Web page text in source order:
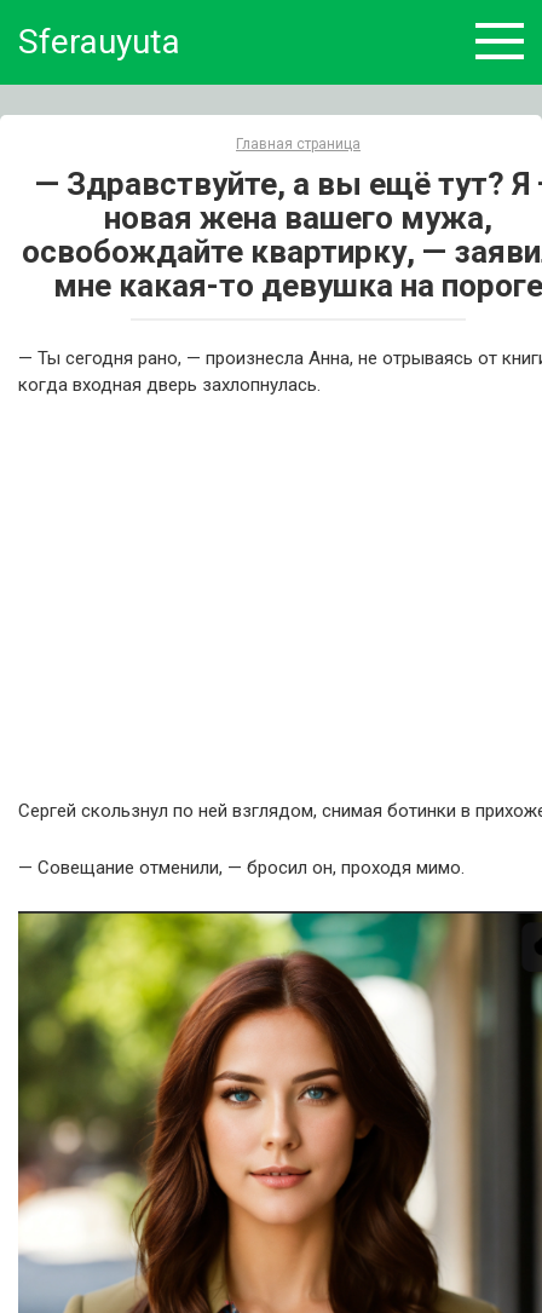
Sferauyuta
Главная страница
— Здравствуйте, а вы ещё тут? Я
новая жена вашего мужа,
освобождайте квартирку, —
мне какая-то девушка на пороге
— Ты сегодня рано, — произнесла Анна, не отрываясь от
когда входная дверь захлопнулась.
Сергей скользнул по ней взглядом, снимая ботинки в
— Совещание отменили, — бросил он, проходя мимо.